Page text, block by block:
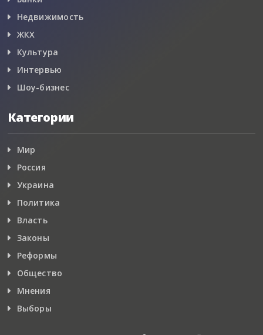
Недвижимость
ЖКХ
Культура
Интервью
Шоу-бизнес
Категории
Мир
Россия
Украина
Политика
Власть
Законы
Реформы
Общество
Мнения
Выборы